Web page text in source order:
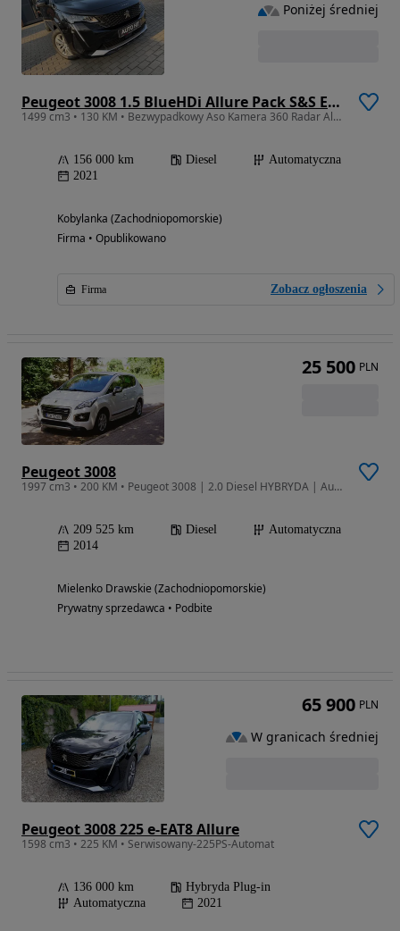
Peugeot 3008 1.5 BlueHDi Allure Pack S&S EAT8
1499 cm3 • 130 KM • Bezwypadkowy Aso Kamera 360 Radar Alu Navi
156 000 km Diesel
Automatyczna
2021
Kobylanka (Zachodniopomorskie)
Firma • Opublikowano
Firma Zobacz ogłoszenia
Poniżej średniej
Peugeot 3008
1997 cm3 • 200 KM • Peugeot 3008 | 2.0 Diesel HYBRYDA | Automat | Bardzo Ekonomiczny
209 525 km Diesel
Automatyczna
2014
Mielenko Drawskie (Zachodniopomorskie)
Prywatny sprzedawca • Podbite
25 500 PLN
Peugeot 3008 225 e-EAT8 Allure
1598 cm3 • 225 KM • Serwisowany-225PS-Automat
136 000 km
Hybryda Plug-in
Automatyczna
2021
65 900 PLN
W granicach średniej